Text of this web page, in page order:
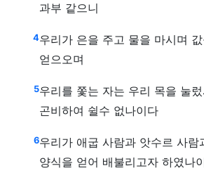
과부 같으니
4우리가 은을 주고 물을 마시며
얻으오며
5우리를 쫓는 자는 우리 목을 눌
곤비하여 쉴수 없나이다
6우리가 애굽 사람과 앗수르 사람
양식을 얻어 배불리고자 하였나